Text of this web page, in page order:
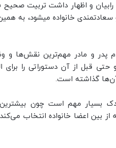
و اظهار داشت تربیت صحیح
خانواده میشود، به
پدر و مادر مهم‌ترین نقش‌ها و
حتی قبل از آن دستوراتی را
آن‌ها گذاشته است.
بسیار مهم است چون بیشترین
خود را همیشه از بین اعضا خانواده